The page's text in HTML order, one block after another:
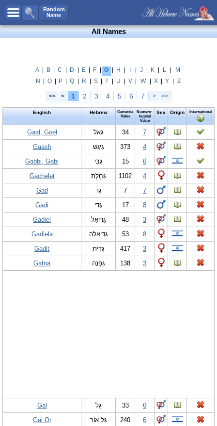
Random
Name
All Names
Boy Names
Unisex Names
Popular Names
Celebs B. DaysNew!
Numerology
Add Name
Contact Us
All Names
A B C D E F G H J K L
M
N
O P Q R S T U V W X Y Z
<< < 1 2 3 4 5 6 7 > >>
English Hebrew
Gematria
Value
Numero-
logical
Value
Sex Origin International
Gaal, Goel גאל 34
7
Gaash
גַּעַשׁ 373
4
Gabbi, Gabi
גַּבִּי 15
6
Gachelet
גַּחֶלֶת 1102
4
Gad
גָּד 7
7
Gadi
גָּדִי 17
8
Gadiel
גַּדִּיאֵל 48
3
Gadiela
גדיאלה 53
8
Gadit
גָּדִית 417
3
Gafna
גַּפְנָהּ 138 3
Gal גַּל 33
6
Gal Or
גַּל אוֹר 240
6